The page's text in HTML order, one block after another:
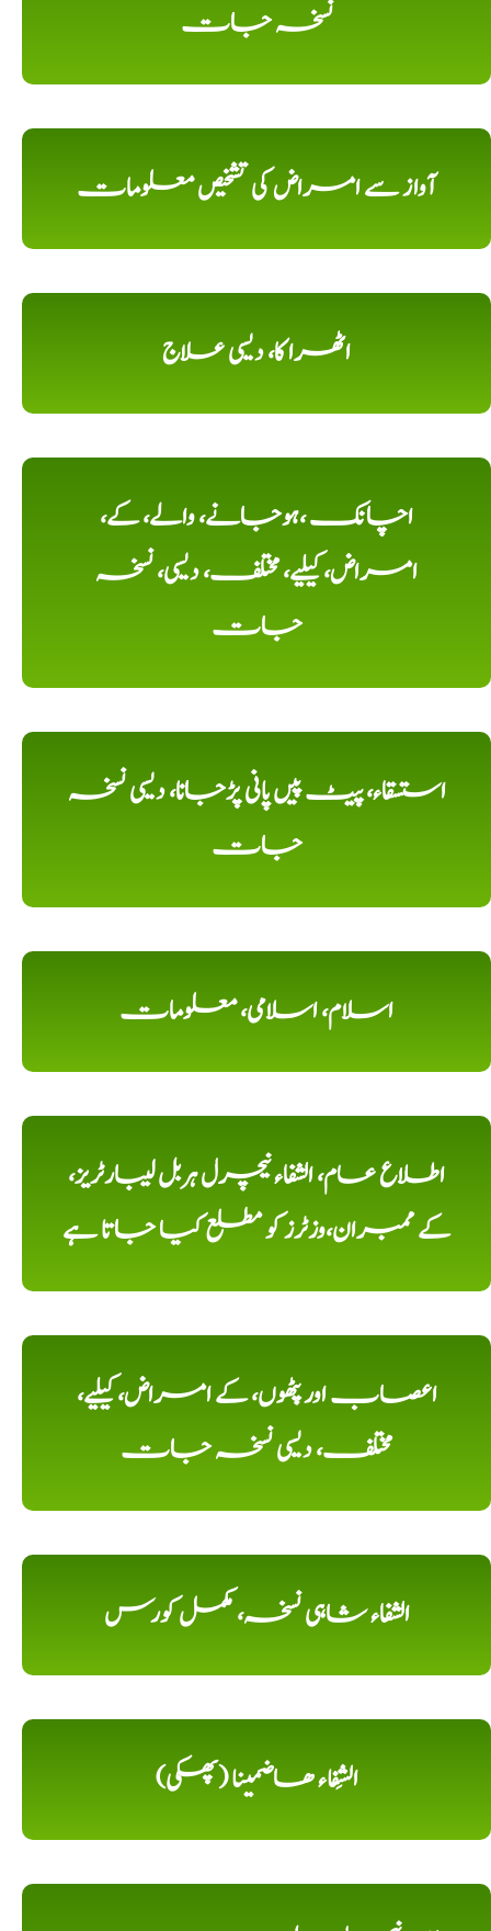
نسخہ جات
آواز سے امراض کی تشخیص معلومات
اٹھرا کا، دیسی علاج
اچانک ،ہوجانے، والے، کے،
امراض، کیلیے، مختلف، دیسی، نسخہ
جات
استسقاء، پیٹ پیں پانی پڑجانا، دیسی نسخہ
جات
اسلام، اسلامی، معلومات
اطلاع عام، الشفاء نیچرل ہربل لیبارٹریز،
کے ممبران،وزٹرز کو مطلع کیا جاتا ہے
اعصاب اور پٹھوں، کے امراض، کیلیے،
مختلف، دیسی نسخہ جات
الشفاء شاہی نسخہ، مکمل کورس
الشِفاء ھاضمینا (پھکی)